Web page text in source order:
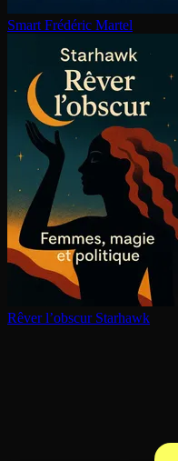
Smart Frédéric Martel
Rêver l’obscur Starhawk